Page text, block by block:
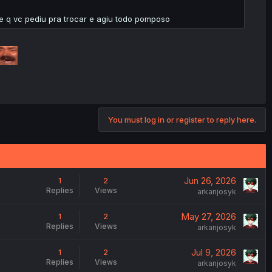
q vc pediu pra trocar e agiu todo pomposo
You must log in or register to reply here.
1
Replies
2
Views
Jun 26, 2026
arkanjosyk
1
Replies
2
Views
May 27, 2026
arkanjosyk
1
Replies
2
Views
Jul 9, 2026
arkanjosyk